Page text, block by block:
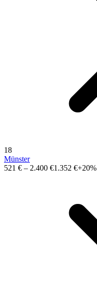
18
Münster
521 € – 2.400 €1.352 €+20%